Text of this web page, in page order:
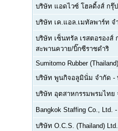
บริษัท แอดไวซ์ โฮลดิ้งส์ กรุ๊
บริษัท เค.แอล.เมทัลพาร์ท จ
บริษัท เซ็นทรัล เรสตอรองส์
สะพานควาย/บิ๊กซีราชดำริ
Sumitomo Rubber
บริษัท พูนกิจอลูมินั่ม จำกัด -
บริษัท อุตสาหกรรมพรมไทย
Bangkok Staffing Co., Ltd. -
บริษัท O.C.S. (Thailand) Ltd.